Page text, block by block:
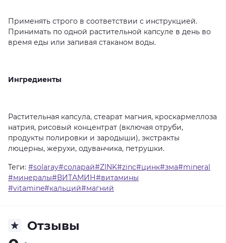
Применять строго в соответствии с инструкцией.
Принимать по одной растительной капсуле в день во
время еды или запивая стаканом воды.
Ингредиенты
Растительная капсула, стеарат магния, кроскармеллоза
натрия, рисовый концентрат (включая отруби,
продукты полировки и зародыши), экстракты
люцерны, жерухи, одуванчика, петрушки.
Теги: #solaray#соларай#ZINK#zinc#цинк#зма#mineral
#минералы#ВИТАМИН#витамины
#vitamine#кальций#магний
Отзывы